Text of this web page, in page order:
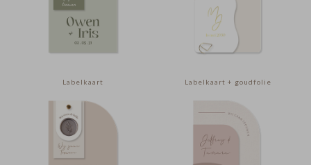
Labelkaart Labelkaart + goudfolie